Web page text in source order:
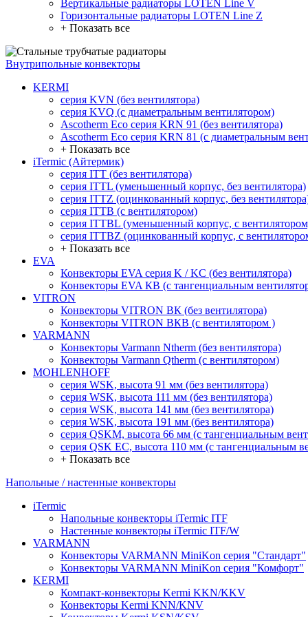
Вертикальные радиаторы LOTEN Line V
Горизонтальные радиаторы LOTEN Line Z
+ Показать все
Внутрипольные конвекторы
KERMI
серия KVN (без вентилятора)
серия KVQ (с диаметральным вентилятором)
Ascotherm Eco серия KRN 91 (без вентилятора)
Ascotherm Eco серия KRN 81 (с диаметральным
+ Показать все
iTermic (Айтермик)
серия ITT (без вентилятора)
серия ITTL (уменьшенный корпус, без вентилятора)
серия ITTZ (оцинкованный корпус, без
серия ITTB (с вентилятором)
серия ITTBL (уменьшенный корпус, с
серия ITTBZ (оцинкованный корпус, с
+ Показать все
EVA
Конвекторы EVA серия K / KC (без вентилятора)
Конвекторы EVA КВ (с тангенциальным
VITRON
Конвекторы VITRON ВК (без вентилятора)
Конвекторы VITRON ВКВ (с вентилятором )
VARMANN
Конвекторы Varmann Ntherm (без вентилятора)
Конвекторы Varmann Qtherm (с вентилятором)
MOHLENHOFF
серия WSK, высота 91 мм (без вентилятора)
серия WSK, высота 111 мм (без вентилятора)
серия WSK, высота 141 мм (без вентилятора)
серия WSK, высота 191 мм (без вентилятора)
серия QSKM, высота 66 мм (с тангенциальным
серия QSK EC, высота 110 мм (с тангенциальным
+ Показать все
Напольные / настенные конвекторы
iTermic
Напольные конвекторы iTermic ITF
Настенные конвекторы iTermic ITF/W
VARMANN
Конвекторы VARMANN MiniKon серия "Стандарт"
Конвекторы VARMANN MiniKon серия "Комфорт"
KERMI
Компакт-конвекторы Kermi KKN/KKV
Конвекторы Kermi KNN/KNV